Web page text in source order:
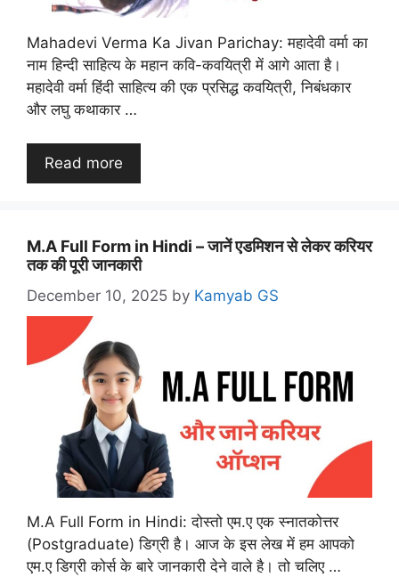
Mahadevi Verma Ka Jivan Parichay: महादेवी वर्मा का
नाम हिन्दी साहित्य के महान कवि-कवयित्री में आगे आता है।
महादेवी वर्मा हिंदी साहित्य की एक प्रसिद्ध कवयित्री, निबंधकार
और लघु कथाकार …
Read more
M.A Full Form in Hindi – जानें एडमिशन से लेकर करियर
तक की पूरी जानकारी
December 10, 2025 by Kamyab GS
M.A Full Form in Hindi: दोस्तो एम.ए एक स्नातकोत्तर
(Postgraduate) डिग्री है। आज के इस लेख में हम आपको
एम.ए डिग्री कोर्स के बारे जानकारी देने वाले है। तो चलिए …